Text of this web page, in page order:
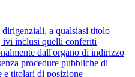
a qualsiasi titolo
ivi inclusi quelli conferiti
dall'organo di indirizzo
procedure pubbliche di
e titolari di posizione